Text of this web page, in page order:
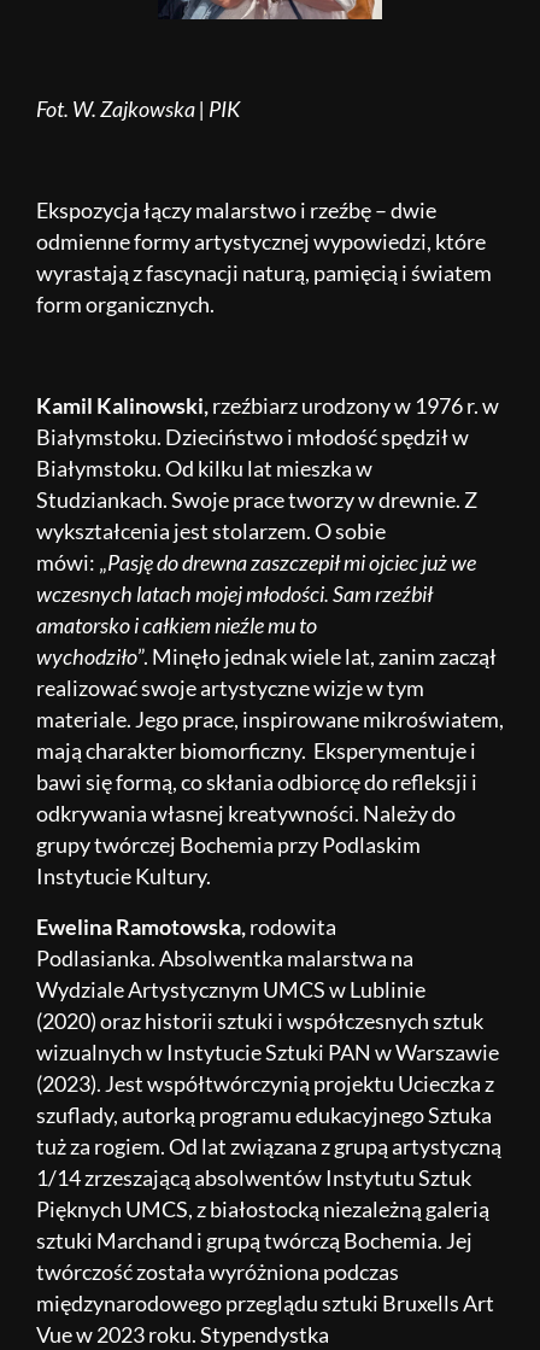
Fot. W. Zajkowska | PIK
Ekspozycja łączy malarstwo i rzeźbę – dwie
odmienne formy artystycznej wypowiedzi, które
wyrastają z fascynacji naturą, pamięcią i światem
form organicznych.
Kamil Kalinowski,rzeźbiarz urodzony w 1976 r. w
Białymstoku. Dzieciństwo i młodość spędził w
Białymstoku. Od kilku lat mieszka w
Studziankach. Swoje prace tworzy w drewnie. Z
wykształcenia jest stolarzem. O sobie
mówi: „Pasję do drewna zaszczepił mi ojciec już we
wczesnych latach mojej młodości. Sam rzeźbił
amatorsko i całkiem nieźle mu to
wychodziło”. Minęło jednak wiele lat, zanim zaczął
realizować swoje artystyczne wizje w tym
materiale. Jego prace, inspirowane mikroświatem,
mają charakter biomorficzny. Eksperymentuje i
bawi się formą, co skłania odbiorcę do refleksji i
odkrywania własnej kreatywności. Należy do
grupy twórczej Bochemia przy Podlaskim
Instytucie Kultury.
Ewelina Ramotowska,rodowita
Podlasianka. Absolwentka malarstwa na
Wydziale Artystycznym UMCS w Lublinie
(2020) oraz historii sztuki i współczesnych sztuk
wizualnych w Instytucie Sztuki PAN w Warszawie
(2023). Jest współtwórczynią projektu Ucieczka z
szuflady, autorką programu edukacyjnego Sztuka
tuż za rogiem. Od lat związana z grupą artystyczną
1/14 zrzeszającą absolwentów Instytutu Sztuk
Pięknych UMCS, z białostocką niezależną galerią
sztuki Marchand i grupą twórczą Bochemia. Jej
twórczość została wyróżniona podczas
międzynarodowego przeglądu sztuki Bruxells Art
Vue w 2023 roku. Stypendystka